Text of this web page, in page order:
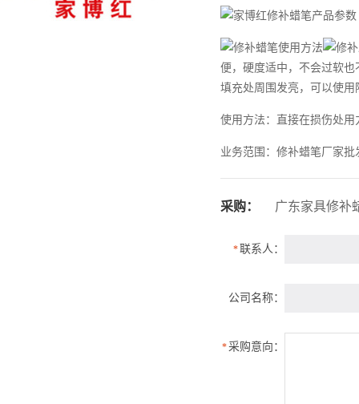
便，硬度适中，不会过软
填充处周围发亮，可以使用
使用方法：直接在损伤处
业务范围：修补蜡笔厂家
采购： 广东家具修补
*联系人：
公司名称：
*采购意向：